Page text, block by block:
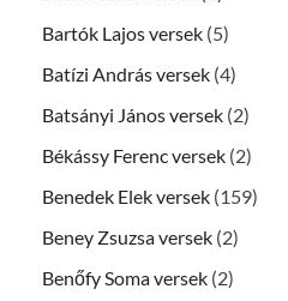
Bartók Lajos versek (5)
Batízi András versek (4)
Batsányi János versek (2)
Békássy Ferenc versek (2)
Benedek Elek versek (159)
Beney Zsuzsa versek (2)
Benőfy Soma versek (2)